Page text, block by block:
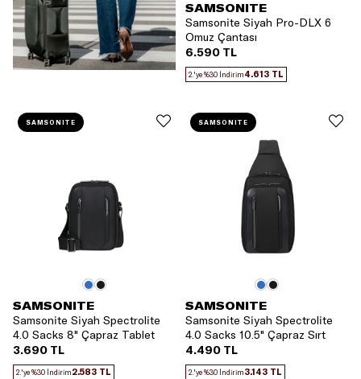
SAMSONITE
Samsonite Siyah Pro-DLX 6
Omuz Çantası
6.590 TL
2.'ye %30 İndirim4.613 TL
SAMSONITE
Samsonite Siyah Spectrolite
4.0 Sacks 8" Çapraz Tablet
Çantası
3.690 TL
2.'ye %30 İndirim2.583 TL
SAMSONITE
SAMSONITE
Samsonite Siyah Spectrolite
4.0 Sacks 10.5" Çapraz Sırt
Çantası
4.490 TL
2.'ye %30 İndirim3.143 TL
SAMSONITE